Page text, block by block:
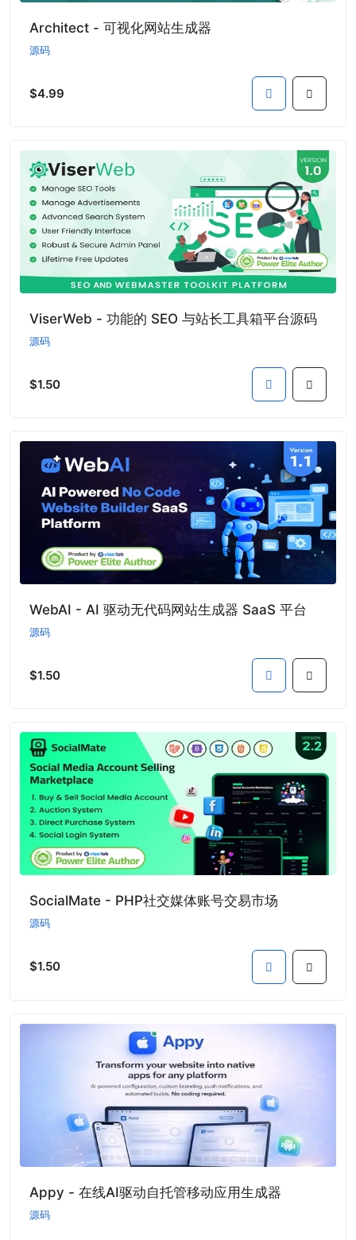
Architect - 可视化网站生成器
源码
$4.99
ViserWeb - 功能的 SEO 与站长工具箱平台源码
源码
$1.50
WebAI - AI 驱动无代码网站生成器 SaaS 平台
源码
$1.50
SocialMate - PHP社交媒体账号交易市场
源码
$1.50
Appy - 在线AI驱动自托管移动应用生成器
源码